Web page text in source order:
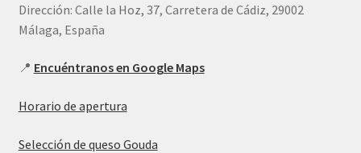
Dirección: Calle la Hoz, 37, Carretera de Cádiz, 29002
Málaga, España
📍 Encuéntranos en Google Maps
Horario de apertura
Selección de queso Gouda